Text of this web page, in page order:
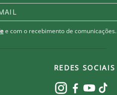
e com o recebimento de comunicações.
REDES SOCIAIS